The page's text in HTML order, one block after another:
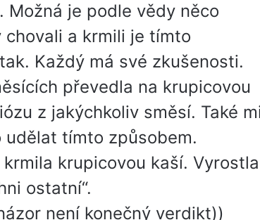
Možná je podle vědy něco
chovali a krmili je tímto
Každý má své zkušenosti.
převedla na krupicovou
z jakýchkoliv směsí. Také
udělat tímto způsobem.
krupicovou kaší.
ostatní“.
není konečný verdikt))